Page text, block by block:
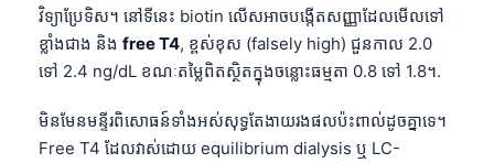
វិទ្យាប្រែទិស។ នៅទីនេះ biotin លើសអាចបង្កើតសញ្ញាដែលមើលទៅ
ខ្លាំងជាង និង free T4, ខ្ពស់ខុស (falsely high) ជួនកាល 2.0
ទៅ 2.4 ng/dL ខណៈតម្លៃពិតស្ថិតក្នុងចន្លោះធម្មតា 0.8 ទៅ 1.8។.
មិនមែនមន្ទីរពិសោធន៍ទាំងអស់សុទ្ធតែងាយរងផលប៉ះពាល់ដូចគ្នាទេ។
Free T4 ដែលវាស់ដោយ equilibrium dialysis ឬ LC-